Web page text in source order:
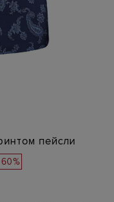
пейсли